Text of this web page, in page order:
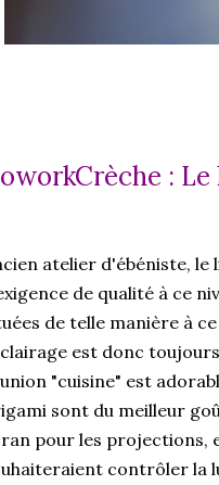
: Le
atelier d'ébéniste,
de qualité à ce
de telle manière à
est donc
"cuisine" est
sont du meilleur
pour les projections,
contrôler la